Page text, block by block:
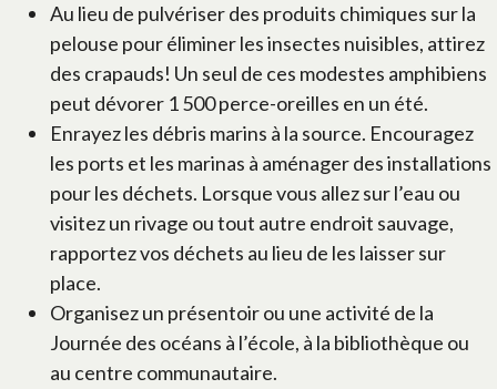
Au lieu de pulvériser des produits chimiques sur la
pelouse pour éliminer les insectes nuisibles, attirez
des crapauds! Un seul de ces modestes amphibiens
peut dévorer 1 500 perce-oreilles en un été.
Enrayez les débris marins à la source. Encouragez
les ports et les marinas à aménager des installations
pour les déchets. Lorsque vous allez sur l’eau ou
visitez un rivage ou tout autre endroit sauvage,
rapportez vos déchets au lieu de les laisser sur
place.
Organisez un présentoir ou une activité de la
Journée des océans à l’école, à la bibliothèque ou
au centre communautaire.